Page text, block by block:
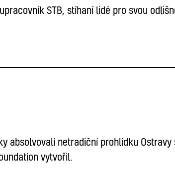
STB, stíhaní lidé pro svou
absolvovali netradiční prohlídku
vytvořil.